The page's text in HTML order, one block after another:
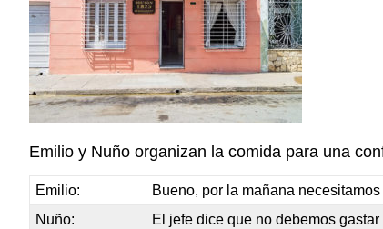
Emilio y Nuño organizan la comida para una
Emilio:
Bueno, por la mañana
Nuño:
El jefe dice que no debemos gastar